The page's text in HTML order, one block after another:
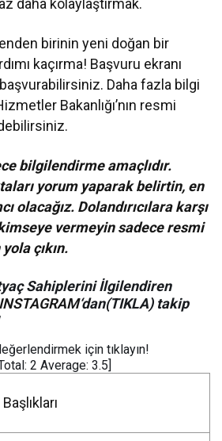
birinin yeni doğan bir
kaçırma! Başvuru ekranı
başvurabilirsiniz. Daha fazla bilgi
Bakanlığı’nın resmi
bilgilendirme amaçlıdır.
yorum yaparak belirtin, en
olacağız. Dolandırıcılara karşı
vermeyin sadece resmi
çıkın.
Sahiplerini İlgilendiren
INSTAGRAM‘dan(TIKLA) takip
için tıklayın!
2 Average: 3.5]